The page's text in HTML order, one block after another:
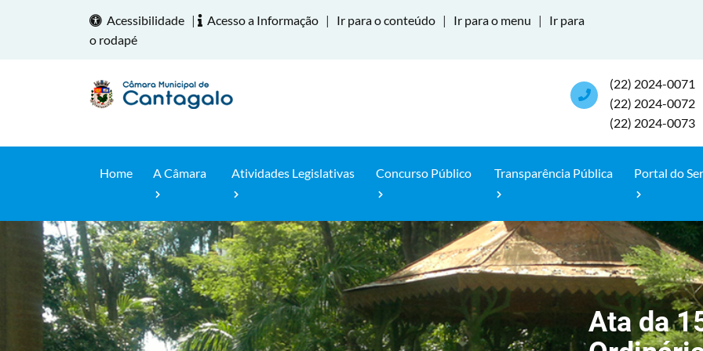
Acessibilidade | Acesso a Informação | Ir para o conteúdo | Ir para o menu |
Ir para
o rodapé
(22) 2024-0071
(22) 2024-0072
(22) 2024-0073
Home A Câmara Atividades Legislativas Concurso Público Transparência Pública Portal do
Ata da